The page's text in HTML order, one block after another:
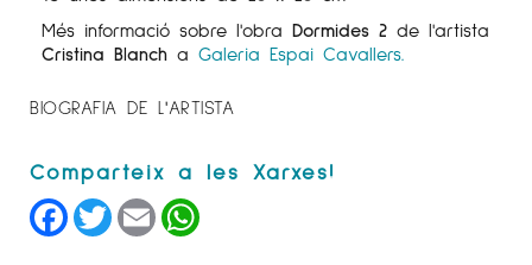
Més informació sobre l'obra Dormides 2 de l'artista
Cristina Blanch a Galeria Espai Cavallers.
BIOGRAFIA DE L'ARTISTA
Facebook
TwitterEmail